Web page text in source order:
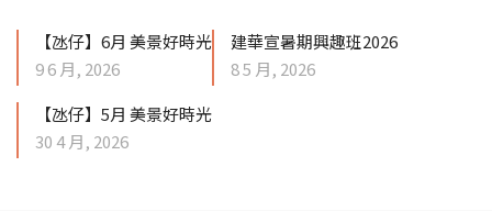
【氹仔】6月 美景好時光
9 6 月, 2026
建華宣暑期興趣班2026
8 5 月, 2026
【氹仔】5月 美景好時光
30 4 月, 2026